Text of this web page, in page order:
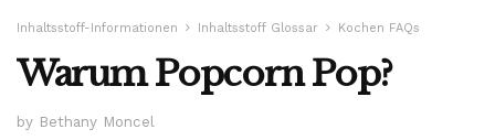
Inhaltsstoff-Informationen Inhaltsstoff Glossar Kochen FAQs
Warum Popcorn Pop?
by Bethany Moncel